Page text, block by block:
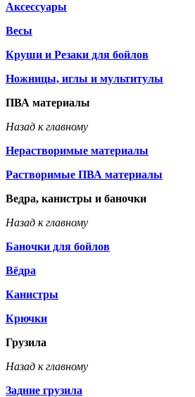
Аксессуары
Весы
Круши и Резаки для бойлов
Ножницы, иглы и мультитулы
ПВА материалы
Назад к главному
Нерастворимые материалы
Растворимые ПВА материалы
Ведра, канистры и баночки
Назад к главному
Баночки для бойлов
Вёдра
Канистры
Крючки
Грузила
Назад к главному
Задние грузила